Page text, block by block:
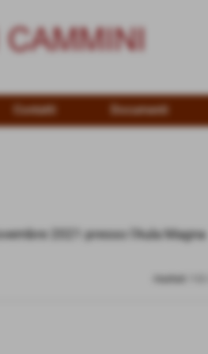
Contatti Documenti
2021 presso l'Aula Magna